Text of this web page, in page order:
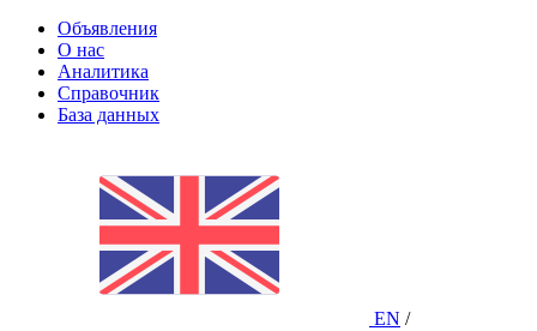
Объявления
О нас
Аналитика
Справочник
База данных
EN /